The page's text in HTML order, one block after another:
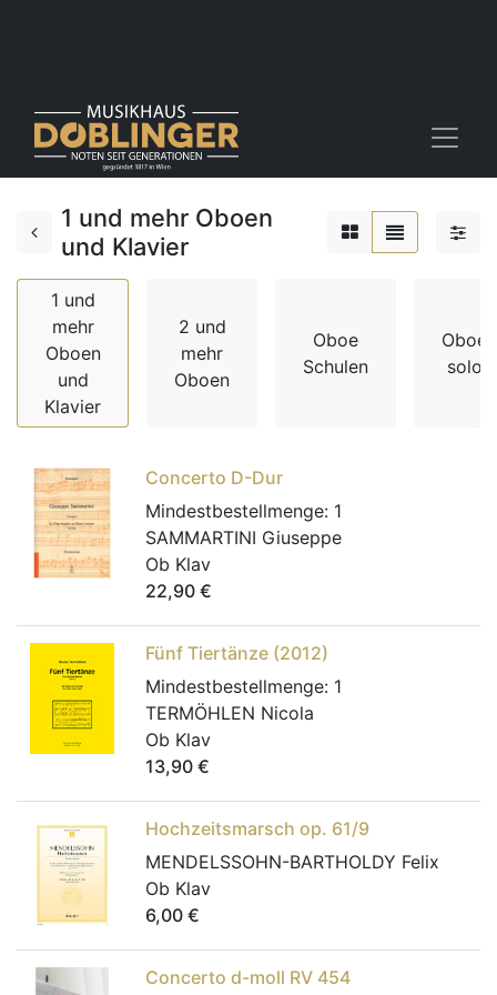
1 und mehr Oboen
und Klavier
1 und
mehr
Oboen
und
Klavier
2 und
mehr
Oboen
Oboe
Schulen
Oboe
solo
Concerto D-Dur
Mindestbestellmenge: 1
SAMMARTINI Giuseppe
Ob Klav
22,90 €
Fünf Tiertänze (2012)
Mindestbestellmenge: 1
TERMÖHLEN Nicola
Ob Klav
13,90 €
Hochzeitsmarsch op. 61/9
MENDELSSOHN-BARTHOLDY Felix
Ob Klav
6,00 €
Concerto d-moll RV 454